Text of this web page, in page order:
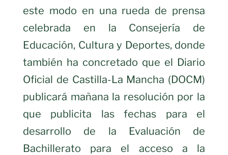
este modo en una rueda de prensa
celebrada en la Consejería de
Educación, Cultura y Deportes, donde
también ha concretado que el Diario
Oficial de Castilla-La Mancha (DOCM)
publicará mañana la resolución por la
que publicita las fechas para el
desarrollo de la Evaluación de
Bachillerato para el acceso a la